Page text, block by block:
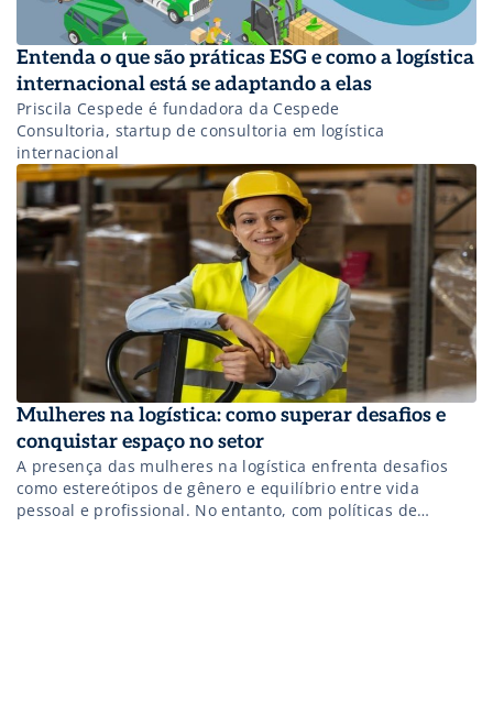
Entenda o que são práticas ESG e como a logística
internacional está se adaptando a elas
Priscila Cespede é fundadora da Cespede
Consultoria, startup de consultoria em logística
internacional
Mulheres na logística: como superar desafios e
conquistar espaço no setor
A presença das mulheres na logística enfrenta desafios
como estereótipos de gênero e equilíbrio entre vida
pessoal e profissional. No entanto, com políticas de